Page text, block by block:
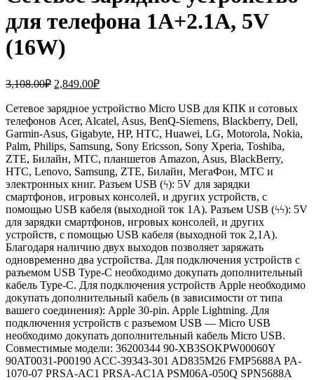
для телефона 1A+2.1A, 5V
(16W)
3,108.00₽ Первоначальная
составляла
3,108.00₽.
2,849.00₽Текущая
2,849.00₽.
Сетевое зарядное устройство Micro USB для КПК и сотовых
телефонов Acer, Alcatel, Asus, BenQ-Siemens, Blackberry, Dell,
Garmin-Asus, Gigabyte, HP, HTC, Huawei, LG, Motorola, Nokia,
Palm, Philips, Samsung, Sony Ericsson, Sony Xperia, Toshiba,
ZTE, Билайн, МТС, планшетов Amazon, Asus, BlackBerry,
HTC, Lenovo, Samsung, ZTE, Билайн, МегаФон, МТС и
электронных книг. Разъем USB (ϟ): 5V для зарядки
смартфонов, игровых консолей, и других устройств, с
помощью USB кабеля (выходной ток 1A). Разъем USB (ϟϟ): 5V
для зарядки смартфонов, игровых консолей, и других
устройств, с помощью USB кабеля (выходной ток 2,1A).
Благодаря наличию двух выходов позволяет заряжать
одновременно два устройства. Для подключения устройств с
разъемом USB Type-C необходимо докупать дополнительный
кабель Type-C. Для подключения устройств Apple необходимо
докупать дополнительный кабель (в зависимости от типа
вашего соединения): Apple 30-pin. Apple Lightning. Для
подключения устройств с разъемом USB — Micro USB
необходимо докупать дополнительный кабель Micro USB.
Совместимые модели: 36200344 90-XB3SOKPW00060Y
90AT0031-P00190 ACC-39343-301 AD835M26 FMP5688A PA-
1070-07 PRSA-AC1 PRSA-AC1A PSM06A-050Q SPN5688A